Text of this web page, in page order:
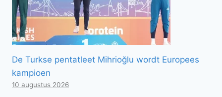
De Turkse pentatleet Mihrioğlu wordt Europees
kampioen
10 augustus 2026